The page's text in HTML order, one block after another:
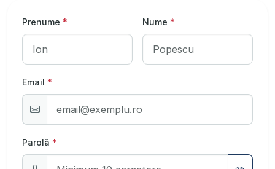
Prenume * Nume *
Email *
Parolă *